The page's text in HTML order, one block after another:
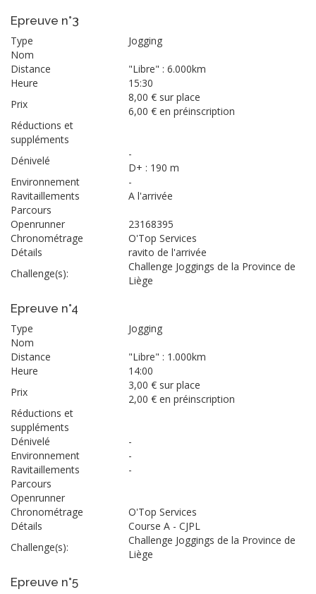
Epreuve n°3
Type
Jogging
Nom
Distance
"Libre" : 6.000km
Heure
15:30
Prix
8,00 € sur place
6,00 € en préinscription
Réductions et
suppléments
Dénivelé
-
D+ : 190 m
Environnement
-
Ravitaillements
A l'arrivée
Parcours
Openrunner
23168395
Chronométrage
O'Top Services
Détails
ravito de l'arrivée
Challenge(s):
Challenge Joggings de la Province de
Liège
Epreuve n°4
Type
Jogging
Nom
Distance
"Libre" : 1.000km
Heure
14:00
Prix
3,00 € sur place
2,00 € en préinscription
Réductions et
suppléments
Dénivelé
-
Environnement
-
Ravitaillements
-
Parcours
Openrunner
Chronométrage
O'Top Services
Détails
Course A - CJPL
Challenge(s):
Challenge Joggings de la Province de
Liège
Epreuve n°5